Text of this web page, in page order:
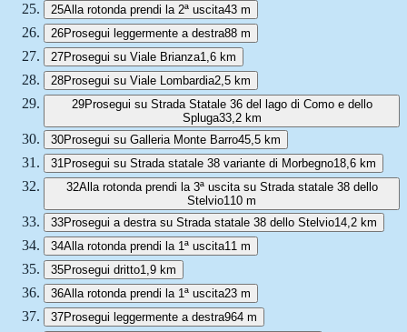
25Alla rotonda prendi la 2ª uscita43 m
26Prosegui leggermente a destra88 m
27Prosegui su Viale Brianza1,6 km
28Prosegui su Viale Lombardia2,5 km
29Prosegui su Strada Statale 36 del lago di Como e dello
Spluga33,2 km
30Prosegui su Galleria Monte Barro45,5 km
31 Prosegui su Strada statale 38 variante di Morbegno18,6 km
32Alla rotonda prendi la 3ª uscita su Strada statale 38 dello
Stelvio110 m
33Prosegui a destra su Strada statale 38 dello Stelvio14,2 km
34Alla rotonda prendi la 1ª uscita11 m
35Prosegui dritto1,9 km
36Alla rotonda prendi la 1ª uscita23 m
37Prosegui leggermente a destra964 m